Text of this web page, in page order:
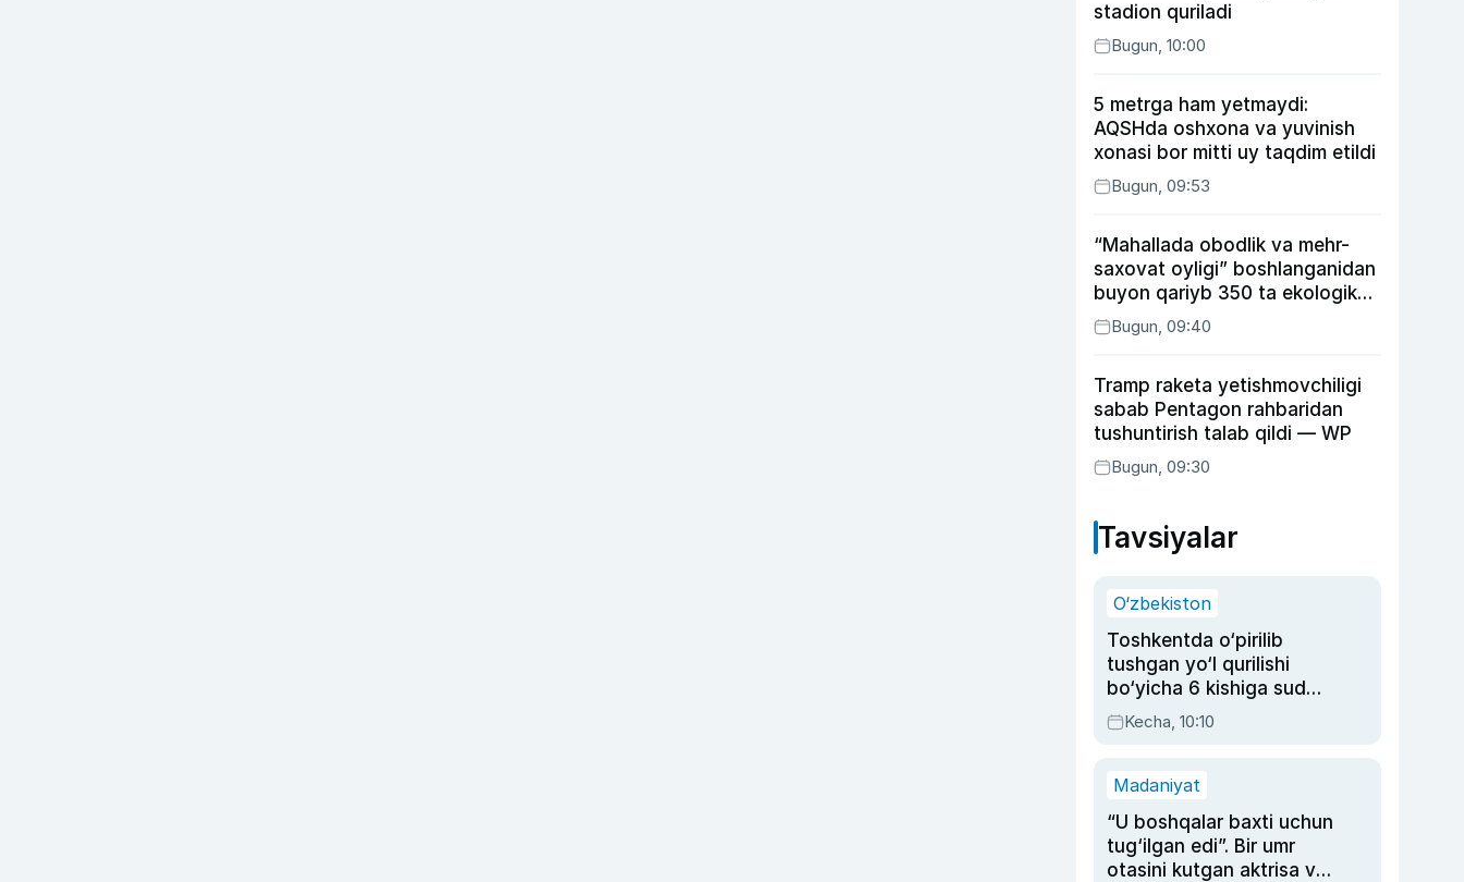
stadion quriladi
Bugun, 10:00
5 metrga ham yetmaydi:
AQSHda oshxona va yuvinish
xonasi bor mitti uy taqdim etildi
Bugun, 09:53
“Mahallada obodlik va mehr-
saxovat oyligi” boshlanganidan
buyon qariyb 350 ta ekologik
huquqbuzarlik aniqlandi
Bugun, 09:40
Tramp raketa yetishmovchiligi
sabab Pentagon rahbaridan
tushuntirish talab qildi — WP
Bugun, 09:30
Tavsiyalar
O‘zbekiston
Toshkentda o‘pirilib
tushgan yo‘l qurilishi
bo‘yicha 6 kishiga sud
hukmi o‘qildi
Kecha, 10:10
Madaniyat
“U boshqalar baxti uchun
tug‘ilgan edi”. Bir umr
otasini kutgan aktrisa va